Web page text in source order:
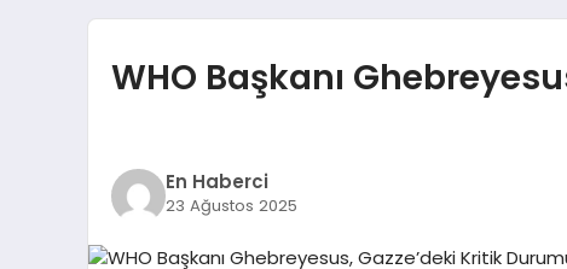
WHO Başkanı
En Haberci
23 Ağustos 2025